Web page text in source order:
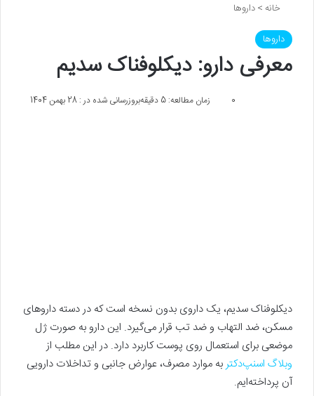
خانه >داروها
داروها
معرفی دارو: دیکلوفناک سدیم
بروزرسانی شده در : 28 بهمن 1404 0 زمان مطالعه: 5 دقیقه
دیکلوفناک سدیم، یک داروی بدون نسخه است که در دسته‌ داروهای
مسکن، ضد التهاب و ضد تب قرار می‌گیرد. این دارو به صورت ژل
موضعی برای استعمال روی پوست کاربرد دارد. در این مطلب از
وبلاگ اسنپ‌دکتربه موارد مصرف، عوارض جانبی و تداخلات دارویی
آن پرداخته‌ایم.